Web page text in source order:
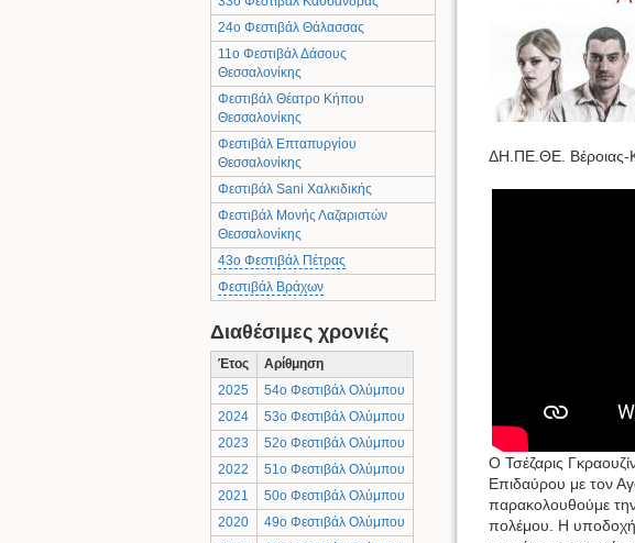
24ο Φεστιβάλ Θάλασσας
11ο Φεστιβάλ Δάσους
Θεσσαλονίκης
Φεστιβάλ Θέατρο Κήπου
Θεσσαλονίκης
Φεστιβάλ Επταπυργίου
Θεσσαλονίκης
Φεστιβάλ Sani Χαλκιδικής
Φεστιβάλ Μονής Λαζαριστών
Θεσσαλονίκης
43ο Φεστιβάλ Πέτρας
Φεστιβάλ Βράχων
Διαθέσιμες χρονιές
Έτος
Αρίθμηση
2025
54ο Φεστιβάλ Ολύμπου
2024
53ο Φεστιβάλ Ολύμπου
2023
52ο Φεστιβάλ Ολύμπου
2022
51ο Φεστιβάλ Ολύμπου
2021
50ο Φεστιβάλ Ολύμπου
2020
49ο Φεστιβάλ Ολύμπου
ΔΗ.ΠΕ.ΘΕ. Βέροιας-
Ο Τσέζαρις
Επιδαύρου με τον
παρακολουθούμε
πολέμου. Η υποδοχή